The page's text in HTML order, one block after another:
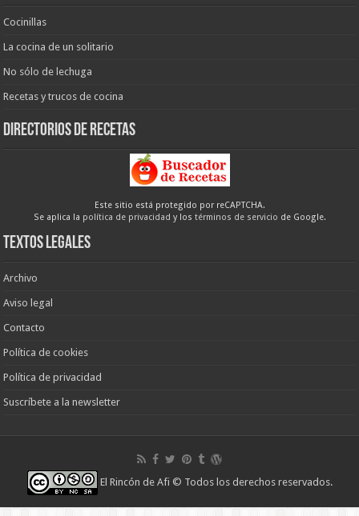
Cocinillas
La cocina de un solitario
No sólo de lechuga
Recetas y trucos de cocina
Directorios de recetas
Este sitio está protegido por reCAPTCHA.
Se aplica la política de privacidad y los términos de servicio de Google.
Textos legales
Archivo
Aviso legal
Contacto
Política de cookies
Política de privacidad
Suscríbete a la newsletter
El Rincón de Afi © Todos los derechos reservados.